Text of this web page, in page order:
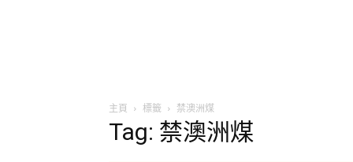
主頁 標籤 禁澳洲煤
Tag: 禁澳洲煤